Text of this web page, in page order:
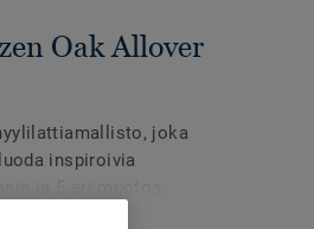
Oak Allover
joka
inspiroivia